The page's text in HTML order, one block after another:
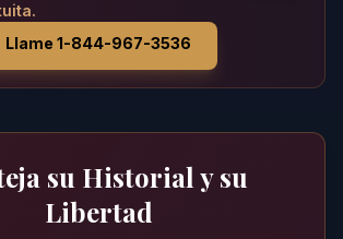
Llame 1-844-967-3536
su Historial y su
Libertad